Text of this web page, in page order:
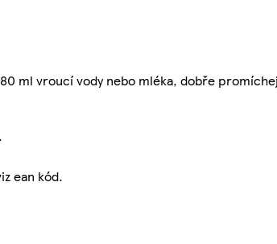
ml vroucí vody nebo mléka, dobře
ean kód.